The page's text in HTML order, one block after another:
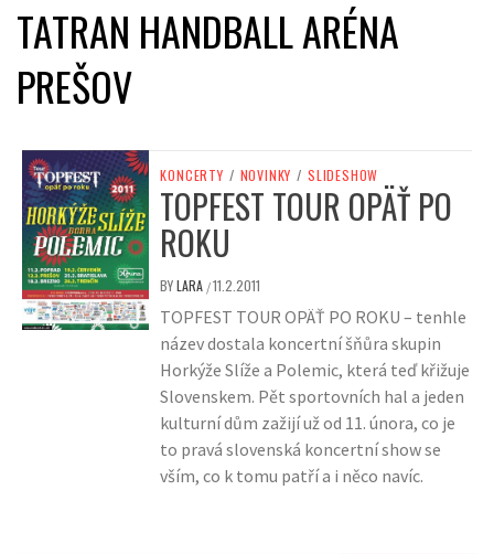
TATRAN HANDBALL ARÉNA
PREŠOV
KONCERTY / NOVINKY / SLIDESHOW
TOPFEST TOUR OPÄŤ PO
ROKU
BYLARA /11.2.2011
TOPFEST TOUR OPÄŤ PO ROKU – tenhle
název dostala koncertní šňůra skupin
Horkýže Slíže a Polemic, která teď křižuje
Slovenskem. Pět sportovních hal a jeden
kulturní dům zažijí už od 11. února, co je
to pravá slovenská koncertní show se
vším, co k tomu patří a i něco navíc.